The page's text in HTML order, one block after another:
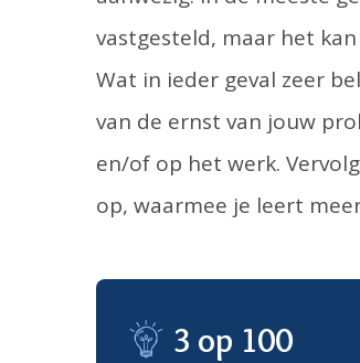
vastgesteld, maar het
Wat in ieder geval zeer
van de ernst van jouw
en/of op het werk.
op, waarmee je leert
3 op 100